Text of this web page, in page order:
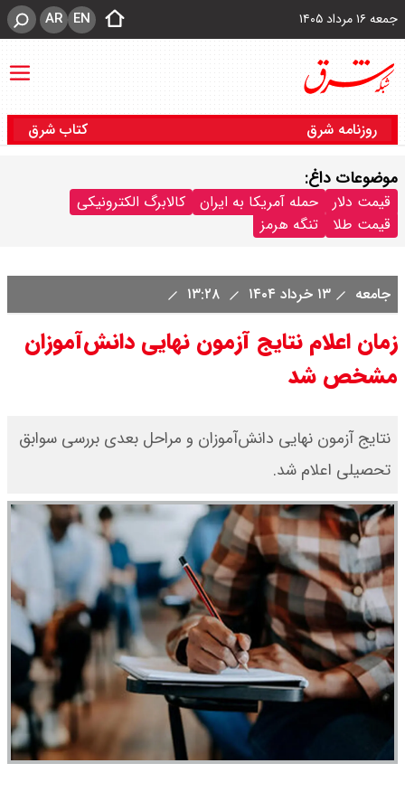
جمعه ۱۶ مرداد ۱۴۰۵ EN
AR
روزنامه شرق کتاب شرق
موضوعات داغ:
قیمت دلار حمله آمریکا به ایران
کالابرگ الکترونیکی
قیمت طلا
تنگه هرمز
جامعه ۱۳ خرداد ۱۴۰۴
زمان اعلام نتایج آزمون نهایی دانش‌آموزان
مشخص شد
نتایج آزمون نهایی دانش‌آموزان و مراحل بعدی بررسی سوابق
تحصیلی اعلام شد.